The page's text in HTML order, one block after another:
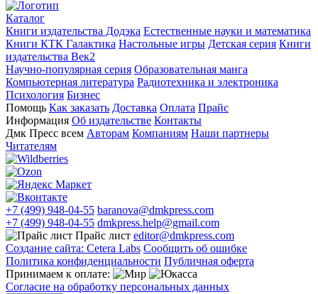
Каталог
Книги издательства Додэка Естественные науки и математика
Книги КТК Галактика Настольные игры Детская серия Книги
издательства Век2
Научно-популярная серия Образовательная манга
Компьютерная литература Радиотехника и электроника
Психология Бизнес
Помощь Как заказать Доставка Оплата Прайс
Информация Об издательстве Контакты
Дмк Пресс всем Авторам Компаниям Наши партнеры
Читателям
+7 (499) 948-04-55 baranova@dmkpress.com
+7 (499) 948-04-55 dmkpress.help@gmail.com
Прайс лист editor@dmkpress.com
Создание сайта: Cetera Labs Сообщить об ошибке
Политика конфиденциальности Публичная оферта
Принимаем к оплате:
Согласие на обработку персональных данных